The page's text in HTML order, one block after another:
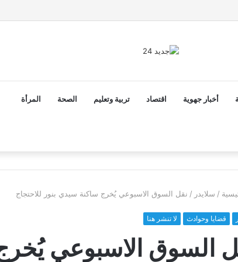
في موعده الرسمي
أخبار جهوية اقتصاد تربية وتعليم الصحة المرأة
/ سلايدر / نقل السوق الاسبوعي يُخرج ساكنة سيدي بنور للاحتجاج
قضايا وحوادث لا تنشر هنا
السوق الاسبوعي